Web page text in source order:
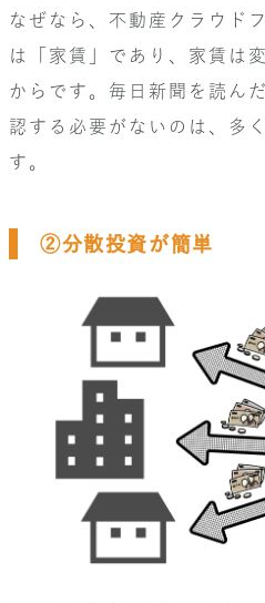
なぜなら、不動産クラウド
は「家賃」であり、家賃は
からです。毎日新聞を読ん
認する必要がないのは、多
す。
②分散投資が簡単